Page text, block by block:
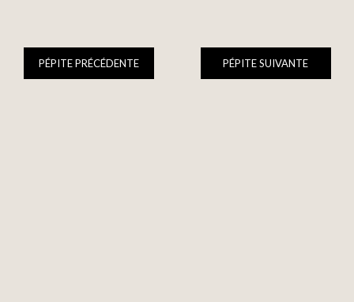
PÉPITE PRÉCÉDENTE PÉPITE SUIVANTE